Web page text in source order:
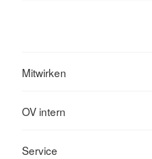
Mitwirken
OV intern
Service